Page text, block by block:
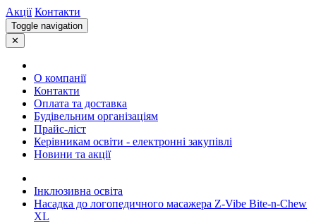
Акції Контакти
Toggle navigation
✕
О компанії
Контакти
Оплата та доставка
Будівельним організаціям
Прайс-ліст
Керівникам освіти - електронні закупівлі
Новини та акції
Інклюзивна освіта
Насадка до логопедичного масажера Z-Vibe Bite-n-Chew
XL